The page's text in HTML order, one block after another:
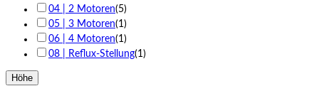
04 | 2 Motoren(5)
05 | 3 Motoren(1 )
06 | 4 Motoren(1 )
08 | Reflux-Stellung(1 )
Höhe